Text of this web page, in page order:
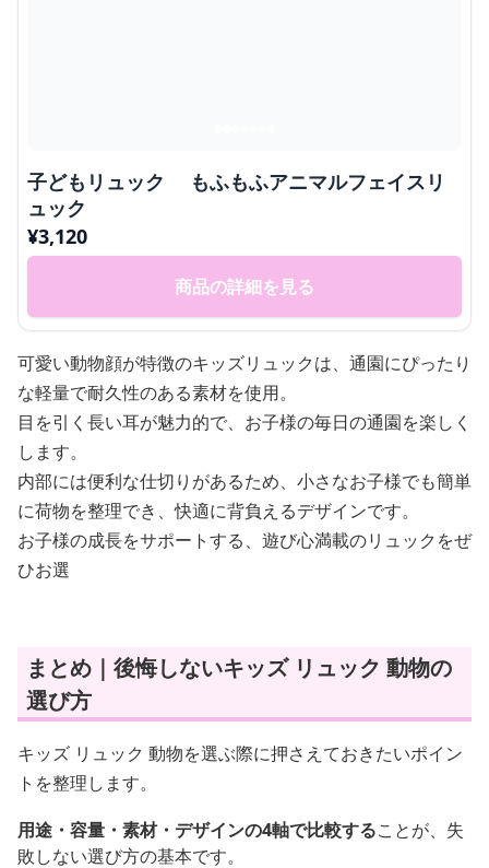
子どもリュック もふもふアニマルフェイスリ
ュック
¥3,120
商品の詳細を見る
可愛い動物顔が特徴のキッズリュックは、通園にぴったり
な軽量で耐久性のある素材を使用。
目を引く長い耳が魅力的で、お子様の毎日の通園を楽しく
します。
内部には便利な仕切りがあるため、小さなお子様でも簡単
に荷物を整理でき、快適に背負えるデザインです。
お子様の成長をサポートする、遊び心満載のリュックをぜ
ひお選
まとめ｜後悔しないキッズ リュック 動物の
選び方
キッズ リュック 動物を選ぶ際に押さえておきたいポイン
トを整理します。
用途・容量・素材・デザインの4軸で比較することが、失
敗しない選び方の基本です。